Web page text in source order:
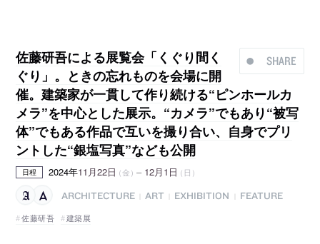
SHARE
佐藤研吾による展覧会「くぐり間く
ぐり」。ときの忘れものを会場に開
催。建築家が一貫して作り続ける“ピンホールカ
メラ”を中心とした展示。“カメラ”でもあり“被写
体”でもある作品で互いを撮り合い、自身でプリ
ントした“銀塩写真”なども公開
日程 2024年11月22日（金）– 12月1日（日）
ARCHITECTURE ART EXHIBITION
FEATURE
佐藤研吾
建築展